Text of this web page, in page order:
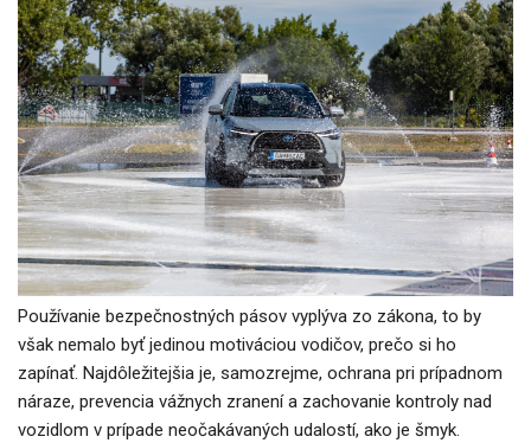
Používanie bezpečnostných pásov vyplýva zo zákona, to by
však nemalo byť jedinou motiváciou vodičov, prečo si ho
zapínať. Najdôležitejšia je, samozrejme, ochrana pri prípadnom
náraze, prevencia vážnych zranení a zachovanie kontroly nad
vozidlom v prípade neočakávaných udalostí, ako je šmyk.